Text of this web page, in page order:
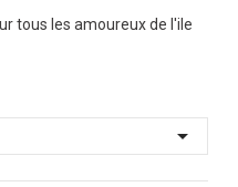
tous les amoureux de l'ile
